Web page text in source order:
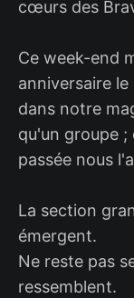
cœurs des
Ce week-end
anniversaire
dans notre
qu'un groupe
passée nous
La section
émergent.
Ne reste pas
ressemblent.